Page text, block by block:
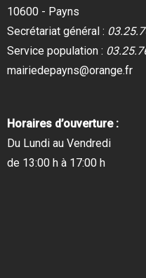
10600 - Payns
Secrétariat général :
Service population :
mairiedepayns@orange.fr
Horaires d’ouverture :
Du Lundi au Vendredi
de 13:00 h à 17:00 h